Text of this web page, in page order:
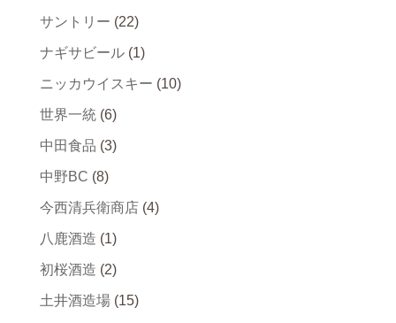
サントリー (22)
ナギサビール (1)
ニッカウイスキー (10)
世界一統 (6)
中田食品 (3)
中野BC (8)
今西清兵衛商店 (4)
八鹿酒造 (1)
初桜酒造 (2)
土井酒造場 (15)